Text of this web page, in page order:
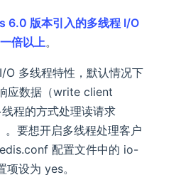
6.0 版本引入的多线程 I/O
倍以上。
O 多线程特性，默认情况下
应数据（write client
程的方式处理读请求
要想开启多线程处理客户
配置文件中的 io-
设为 yes。